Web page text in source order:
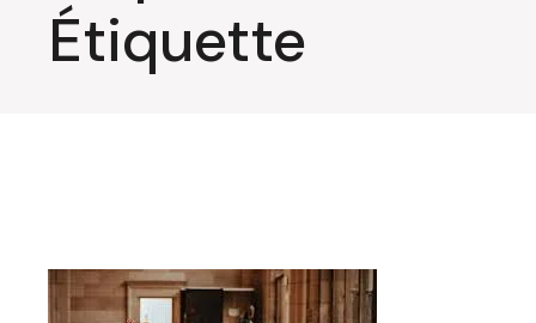
Étiquette